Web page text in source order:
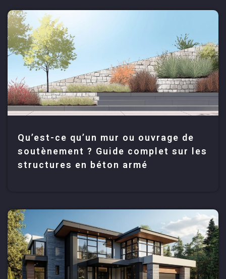
Qu’est-ce qu’un mur ou ouvrage de
soutènement ? Guide complet sur les
structures en béton armé